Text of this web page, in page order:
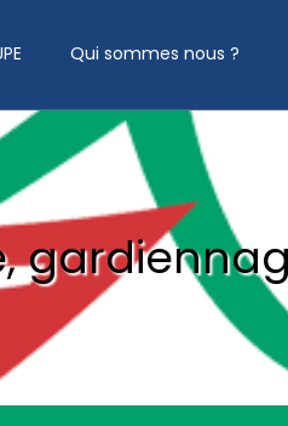
Qui sommes nous ?